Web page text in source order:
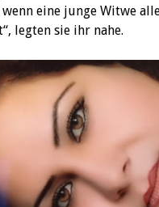
eine junge Witwe
legten sie ihr nahe.